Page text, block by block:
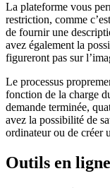
La plateforme vous
restriction, comme
de fournir une
avez également la
figureront pas sur
Le processus
fonction de la charge
demande terminée,
avez la possibilité de
ordinateur ou de créer
Outils en ligne